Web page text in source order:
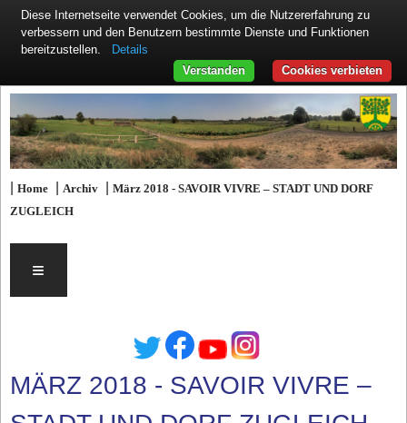
|Home |Archiv |März 2018 - SAVOIR VIVRE – STADT UND DORF
ZUGLEICH
≡
MÄRZ 2018 - SAVOIR VIVRE –
Diese Internetseite verwendet Cookies, um die Nutzererfahrung zu
verbessern und den Benutzern bestimmte Dienste und Funktionen
bereitzustellen.
Details
Cookies verbieten
Verstanden